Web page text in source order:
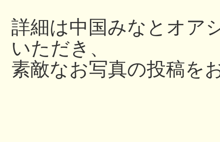
詳細は中国みなとオア
いただき、
素敵なお写真の投稿を